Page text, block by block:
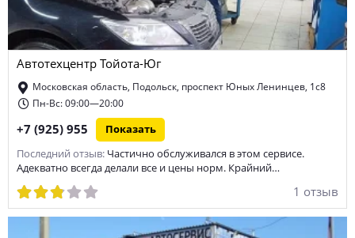
Автотехцентр Тойота-Юг
Московская область, Подольск, проспект Юных Ленинцев, 1с8
Пн-Вс: 09:00—20:00
+7 (925) 955 Показать
Последний отзыв: Частично обслуживался в этом сервисе.
Адекватно всегда делали все и цены норм. Крайний…
1 отзыв